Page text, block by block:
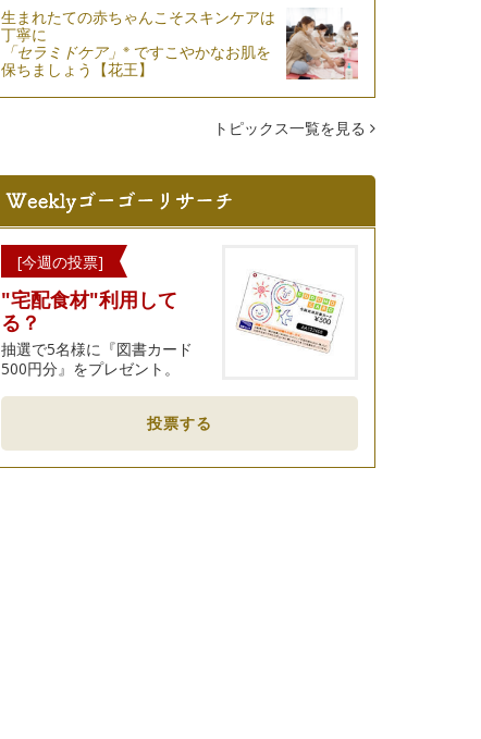
生まれたての赤ちゃんこそスキンケアは
丁寧に
「セラミドケア」 ※ですこやかなお肌を
保ちましょう【花王】
トピックス一覧を見る
[今週の投票]
"宅配食材"利用して
る？
抽選で5名様に『図書カード
500円分』をプレゼント。
投票する